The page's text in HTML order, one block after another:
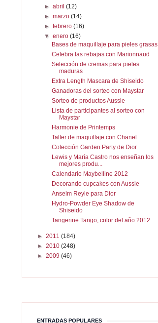
►abril(12)
►marzo(14)
►febrero(16)
▼enero(16)
Bases de maquillaje para pieles grasas
Celebra las rebajas con Marionnaud
Selección de cremas para pieles
maduras
Extra Length Mascara de Shiseido
Ganadoras del sorteo con Maystar
Sorteo de productos Aussie
Lista de participantes al sorteo con
Maystar
Harmonie de Printemps
Taller de maquillaje con Chanel
Colección Garden Party de Dior
Lewis y María Castro nos enseñan los
mejores produ...
Calendario Maybelline 2012
Decorando cupcakes con Aussie
Anselm Reyle para Dior
Hydro-Powder Eye Shadow de
Shiseido
Tangerine Tango, color del año 2012
► 2011 (184)
► 2010 (248)
► 2009 (46)
ENTRADAS POPULARES